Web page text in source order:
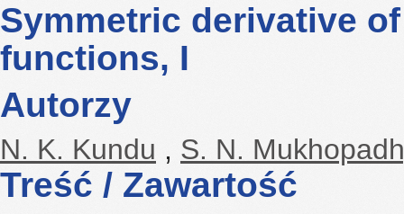
Symmetric derivative
functions, I
Autorzy
N. K. Kundu , S. N.
Treść / Zawartość